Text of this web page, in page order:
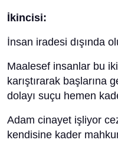
İkincisi:
İnsan iradesi dışında
Maalesef insanlar bu
karıştırarak başlarına
dolayı suçu hemen
Adam cinayet işliyor
kendisine kader